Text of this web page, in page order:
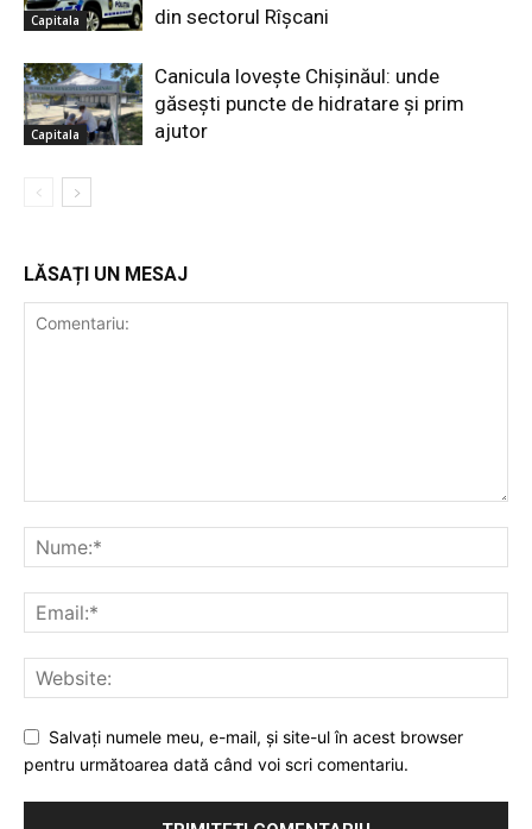
Capitala
din sectorul Rîșcani
Capitala
Canicula lovește Chișinăul: unde
găsești puncte de hidratare și prim
ajutor
LĂSAȚI UN MESAJ
Salvaţi numele meu, e-mail, şi site-ul în acest browser
pentru următoarea dată când voi scri comentariu.